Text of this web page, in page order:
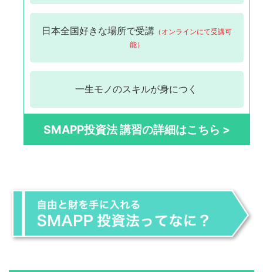
日本全国好きな場所で受講 （オンラインにて受講可
能）
一生モノのスキルが身につく
SMAPP投資法 講習の詳細はこちら >